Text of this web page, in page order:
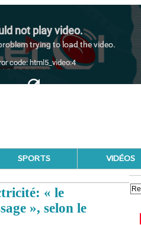
SPORTS VIDÉOS
« le
», selon le